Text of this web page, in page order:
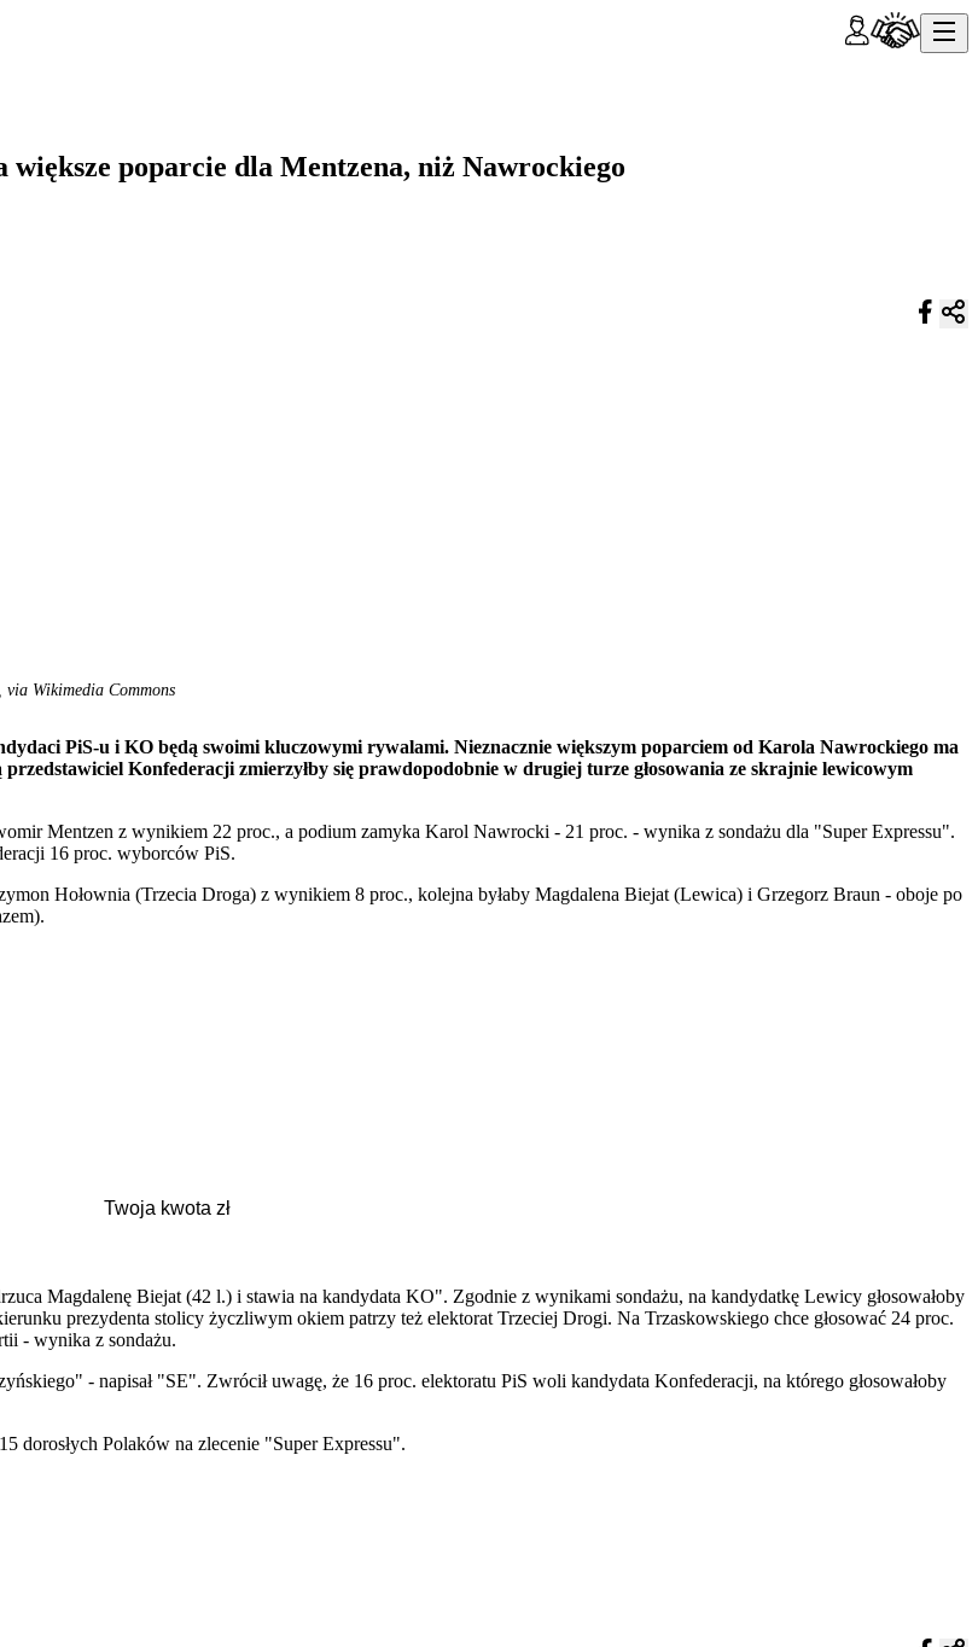
większe poparcie dla Mentzena, niż Nawrockiego
via Wikimedia Commons
PiS-u i KO będą swoimi kluczowymi rywalami. Nieznacznie większym poparciem od Karola Nawrockiego ma
Konfederacji zmierzyłby się prawdopodobnie w drugiej turze głosowania ze skrajnie lewicowym
Mentzen z wynikiem 22 proc., a podium zamyka Karol Nawrocki - 21 proc. - wynika z sondażu dla "Super Expressu".
16 proc. wyborców PiS.
Hołownia (Trzecia Droga) z wynikiem 8 proc., kolejna byłaby Magdalena Biejat (Lewica) i Grzegorz Braun - oboje po
Magdalenę Biejat (42 l.) i stawia na kandydata KO". Zgodnie z wynikami sondażu, na kandydatkę Lewicy głosowałoby
prezydenta stolicy życzliwym okiem patrzy też elektorat Trzeciej Drogi. Na Trzaskowskiego chce głosować 24 proc.
- wynika z sondażu.
- napisał "SE". Zwrócił uwagę, że 16 proc. elektoratu PiS woli kandydata Konfederacji, na którego głosowałoby
dorosłych Polaków na zlecenie "Super Expressu".